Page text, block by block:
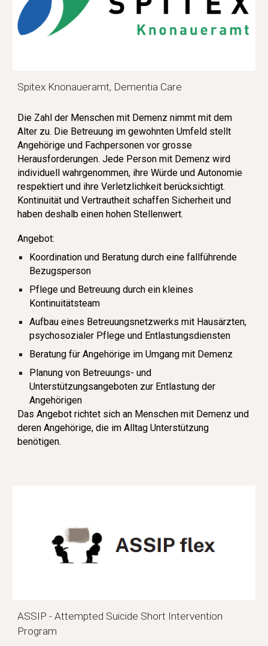
Spitex Knonaueramt, Dementia Care
Die Zahl der Menschen mit Demenz nimmt mit dem
Alter zu. Die Betreuung im gewohnten Umfeld stellt
Angehörige und Fachpersonen vor grosse
Herausforderungen. Jede Person mit Demenz wird
individuell wahrgenommen, ihre Würde und Autonomie
respektiert und ihre Verletzlichkeit berücksichtigt.
Kontinuität und Vertrautheit schaffen Sicherheit und
haben deshalb einen hohen Stellenwert.
Angebot:
Koordination und Beratung durch eine fallführende
Bezugsperson
Pflege und Betreuung durch ein kleines
Kontinuitätsteam
Aufbau eines Betreuungsnetzwerks mit Hausärzten,
psychosozialer Pflege und Entlastungsdiensten
Beratung für Angehörige im Umgang mit Demenz
Planung von Betreuungs- und
Unterstützungsangeboten zur Entlastung der
Angehörigen
Das Angebot richtet sich an Menschen mit Demenz und
deren Angehörige, die im Alltag Unterstützung
benötigen.
ASSIP -Attempted Suicide Short Intervention
Program